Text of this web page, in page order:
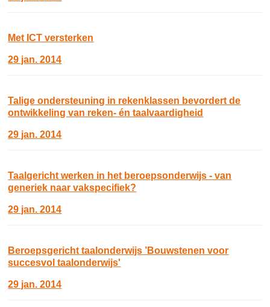
Met ICT versterken
29 jan. 2014
Talige ondersteuning in rekenklassen bevordert de
ontwikkeling van reken- én taalvaardigheid
29 jan. 2014
Taalgericht werken in het beroepsonderwijs - van
generiek naar vakspecifiek?
29 jan. 2014
Beroepsgericht taalonderwijs ’Bouwstenen voor
succesvol taalonderwijs'
29 jan. 2014